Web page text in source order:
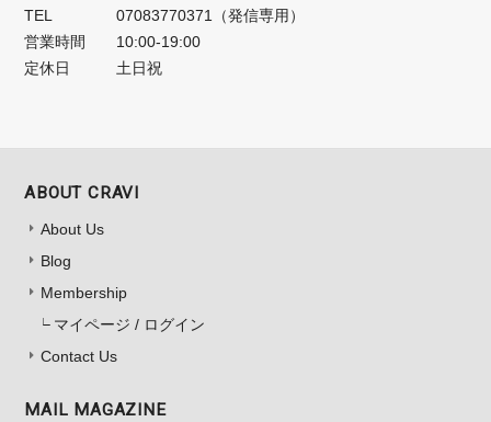
TEL
07083770371（発信専用）
営業時間
10:00-19:00
定休日
土日祝
ABOUT CRAVI
About Us
Blog
Membership
マイページ / ログイン
Contact Us
MAIL MAGAZINE